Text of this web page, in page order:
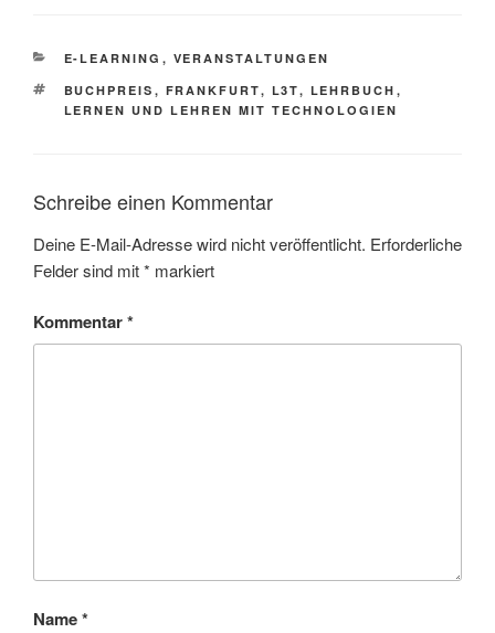
KATEGORIEN
E-LEARNING , VERANSTALTUNGEN
SCHLAGWÖRTER
BUCHPREIS , FRANKFURT, L3T, LEHRBUCH ,
LERNEN UND LEHREN MIT TECHNOLOGIEN
Schreibe einen Kommentar
Deine E-Mail-Adresse wird nicht veröffentlicht. Erforderliche
Felder sind mit* markiert
Kommentar*
Name*